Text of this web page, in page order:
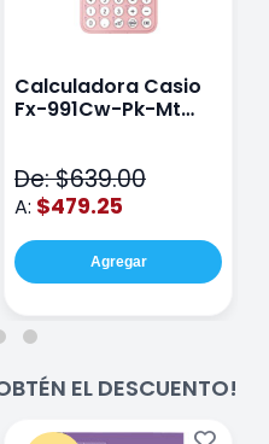
Calculadora Casio
Fx-991Cw-Pk-Mt
De: $639.00
A: $479.25
Agregar
EL DESCUENTO!